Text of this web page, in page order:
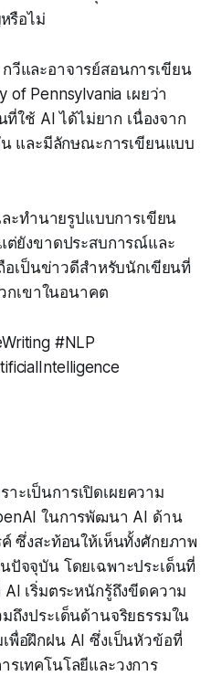
รือไม่
วีและอาจารย์สอนการเขียน
of Pennsylvania เผยว่า
ใช้ AI ได้ไม่ยาก เนื่องจาก
และมีลักษณะการเขียนแบบ
ะทำนายรูปแบบการเขียน
ต่ยังขาดประสบการณ์และ
อเป็นข่าวดีสำหรับนักเขียนที่
กเขาในอนาคต
#NLP
ะเป็นการเปิดเผยความ
ในการพัฒนา AI ด้าน
ค์ ซึ่งสะท้อนให้เห็นทั้งศักยภาพ
ปัจจุบัน โดยเฉพาะประเด็นที่
เริ่มตระหนักรู้ถึงขีดความ
ถึงประเด็นด้านจริยธรรมใน
พื่อฝึกฝน AI ซึ่งเป็นหัวข้อที่
รเทคโนโลยีและวงการ